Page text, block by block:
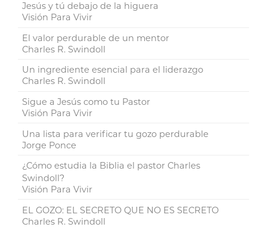
Jesús y tú debajo de la higuera
Visión Para Vivir
El valor perdurable de un mentor
Charles R. Swindoll
Un ingrediente esencial para el liderazgo
Charles R. Swindoll
Sigue a Jesús como tu Pastor
Visión Para Vivir
Una lista para verificar tu gozo perdurable
Jorge Ponce
¿Cómo estudia la Biblia el pastor Charles
Swindoll?
Visión Para Vivir
EL GOZO: EL SECRETO QUE NO ES SECRETO
Charles R. Swindoll